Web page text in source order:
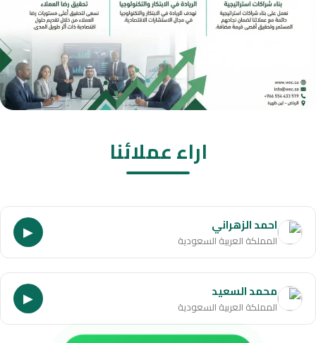
اراء عملائنا
▶ احمد الزهراني
المملكة العربية السعودية
▶ محمد السعيد
المملكة العربية السعودية